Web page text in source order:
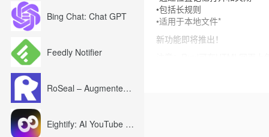
Bing Chat: Chat GPT
Feedly Notifier
RoSeal – Augmented Roblox Experience
Eightify: AI YouTube Summary with ChatGPT
•包括长规则
•适用于本地文件*
新功能即将推出！